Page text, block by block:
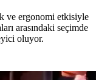
ve ergonomi etkisiyle
arasındaki seçimde
oluyor.